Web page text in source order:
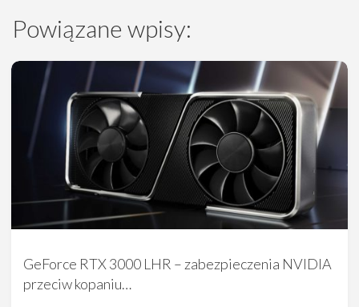
Powiązane wpisy:
GeForce RTX 3000 LHR – zabezpieczenia NVIDIA
przeciw kopaniu…